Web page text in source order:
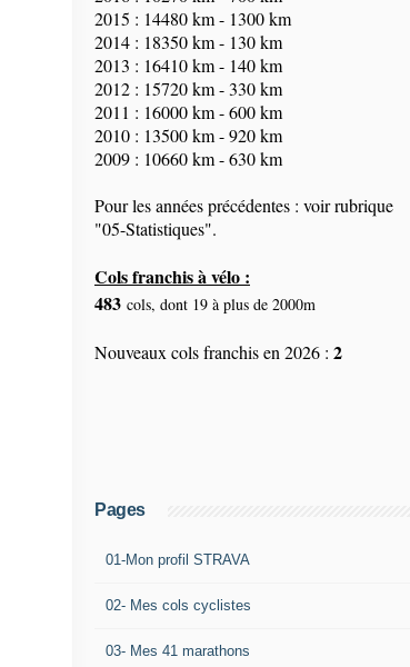
2015 : 14480 km - 1300 km
2014 : 18350km- 130 km
2013 : 16410 km - 140 km
2012 : 15720 km - 330 km
2011 : 16000 km - 600 km
2010 : 13500 km - 920 km
2009 : 10660 km - 630 km
Pour les années précédentes : voir rubrique
"05-Statistiques".
Cols franchis à vélo :
483 cols, dont 19 à plus de 2000m
Nouveaux cols franchis en 2026 : 2
Pages
01-Mon profil STRAVA
02- Mes cols cyclistes
03- Mes 41 marathons